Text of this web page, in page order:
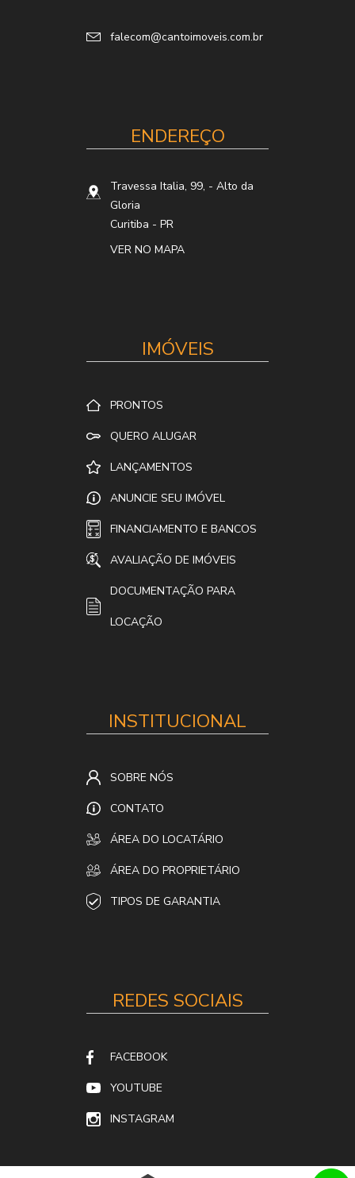
falecom@cantoimoveis.com.br
ENDEREÇO
Travessa Italia, 99, - Alto da
Gloria
Curitiba - PR
VER NO MAPA
IMÓVEIS
PRONTOS
QUERO ALUGAR
LANÇAMENTOS
ANUNCIE SEU IMÓVEL
FINANCIAMENTO E BANCOS
AVALIAÇÃO DE IMÓVEIS
DOCUMENTAÇÃO PARA
LOCAÇÃO
INSTITUCIONAL
SOBRE NÓS
CONTATO
ÁREA DO LOCATÁRIO
ÁREA DO PROPRIETÁRIO
TIPOS DE GARANTIA
REDES SOCIAIS
FACEBOOK
YOUTUBE
INSTAGRAM